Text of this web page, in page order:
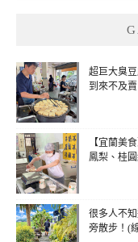
超巨大臭
到來不及
【宜蘭美
鳳梨、桂
很多人不
旁散步！(